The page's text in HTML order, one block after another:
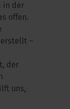
in der
offen.
erstellt –
der
uns,